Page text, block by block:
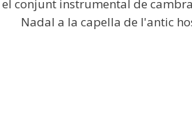
el conjunt instrumental de
Nadal a la capella de l'antic